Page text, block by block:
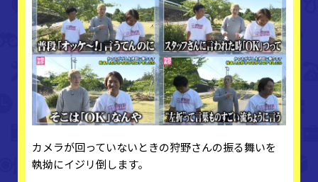
カメラが回っていないときの狩野さんの振る舞いを
執拗にイジリ倒します。